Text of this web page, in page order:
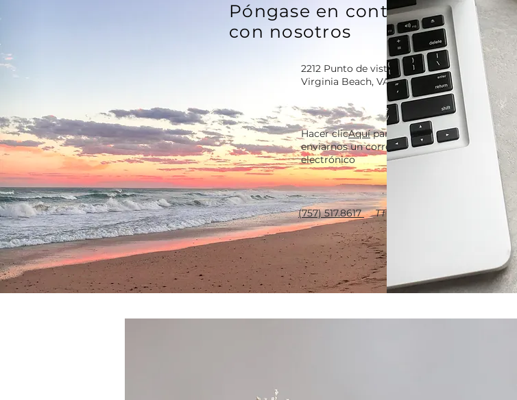
Póngase en contacto
con nosotros
2212 Punto de vista
Virginia Beach, VA 23455
Hacer clicAquípara
enviarnos un correo
electrónico
(757) 517.8617 TTY 711